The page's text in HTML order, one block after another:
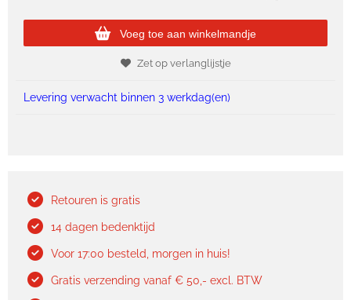
Voeg toe aan winkelmandje
Zet op verlanglijstje
Levering verwacht binnen 3 werkdag(en)
Retouren is gratis
14 dagen bedenktijd
Voor 17:00 besteld, morgen in huis!
Gratis verzending vanaf € 50,- excl. BTW